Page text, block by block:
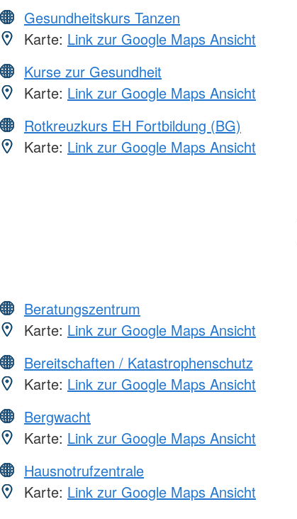
Gesundheitskurs Tanzen
Karte: Link zur Google Maps Ansicht
Kurse zur Gesundheit
Karte: Link zur Google Maps Ansicht
Rotkreuzkurs EH Fortbildung (BG)
Karte: Link zur Google Maps Ansicht
Beratungszentrum
Karte: Link zur Google Maps Ansicht
Bereitschaften / Katastrophenschutz
Karte: Link zur Google Maps Ansicht
Bergwacht
Karte: Link zur Google Maps Ansicht
Hausnotrufzentrale
Karte: Link zur Google Maps Ansicht